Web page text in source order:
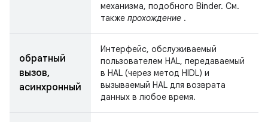
механизма, подобного Binder. См.
также прохождение .
обратный
вызов,
асинхронный
Интерфейс, обслуживаемый
пользователем HAL, передаваемый
в HAL (через метод HIDL) и
вызываемый HAL для возврата
данных в любое время.